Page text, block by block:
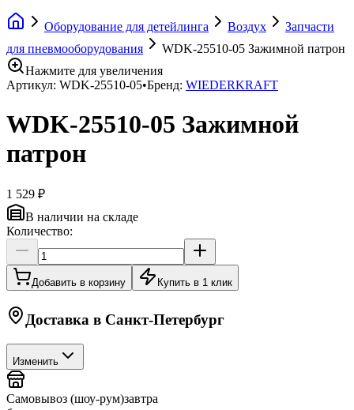
Оборудование для детейлинга Воздух
Запчасти
для пневмооборудования
WDK-25510-05 Зажимной патрон
Нажмите для увеличения
Артикул: WDK-25510-05•Бренд: WIEDERKRAFT
WDK-25510-05 Зажимной
патрон
1 529 ₽
В наличии на складе
Количество:
Добавить в корзину Купить в 1 клик
Доставка в Санкт-Петербург
Изменить
Самовывоз (шоу-рум)завтра